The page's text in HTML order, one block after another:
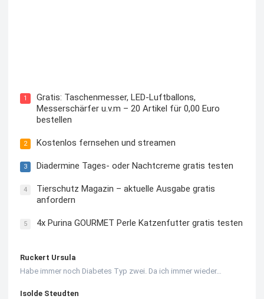
1
Gratis: Taschenmesser, LED-Luftballons,
Messerschärfer u.v.m – 20 Artikel für 0,00 Euro
bestellen
2 Kostenlos fernsehen und streamen
3 Diadermine Tages- oder Nachtcreme gratis testen
4
Tierschutz Magazin – aktuelle Ausgabe gratis
anfordern
5 4x Purina GOURMET Perle Katzenfutter gratis testen
Ruckert Ursula
Habe immer noch Diabetes Typ zwei. Da ich immer wieder…
Isolde Steudten